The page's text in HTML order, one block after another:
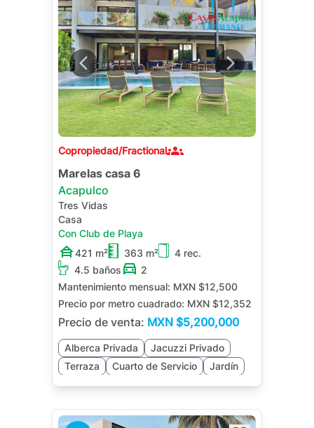
Copropiedad/Fractional
Marelas casa 6
Acapulco
Tres Vidas
Casa
Con Club de Playa
421 m²
363 m²
4 rec.
4.5 baños
2
Mantenimiento mensual: MXN $12,500
Precio por metro cuadrado: MXN $12,352
Precio de venta: MXN $5,200,000
Alberca Privada
Jacuzzi Privado
Terraza
Cuarto de Servicio Jardín